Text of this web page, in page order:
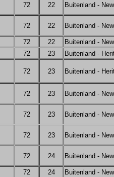
72 22 Buitenland -
72 22 Buitenland -
72 22
Buitenland -
72 23 Buitenland -
72 23 Buitenland -
72 23 Buitenland -
72 23 Buitenland -
72 23 Buitenland -
72 24 Buitenland -
72 24
Buitenland -